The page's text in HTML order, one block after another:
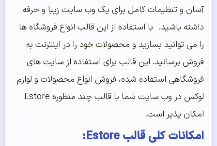
آسان و تنظیمات کامل برای یک وب سایت زیبا و حرفه
داشته باشید. با استفاده از این قالب انواع فروشگاه ها
را می توانید بسازید و محصولات خود را در اینترنت به
فروش برسانید. این قالب برای استفاده از سایت های
فروشگاهی استفاده شده، فروش انواع محصولات و لوازم
لوکس در وب سایت شما با قالب چند منظوره Estore
امکان پذیر است.
امکانات کلی قالب Estore: